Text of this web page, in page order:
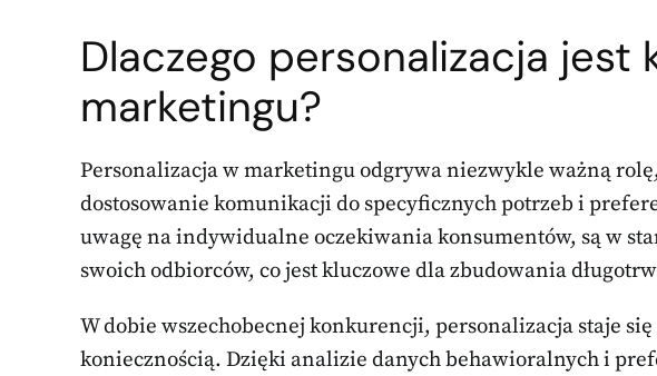
Dlaczego personalizacja jest
marketingu?
Personalizacja w marketingu odgrywa niezwykle ważną
dostosowanie komunikacji do specyficznych potrzeb i
uwagę na indywidualne oczekiwania konsumentów, są w
swoich odbiorców, co jest kluczowe dla zbudowania
W dobie wszechobecnej konkurencji, personalizacja staje
koniecznością. Dzięki analizie danych behawioralnych i